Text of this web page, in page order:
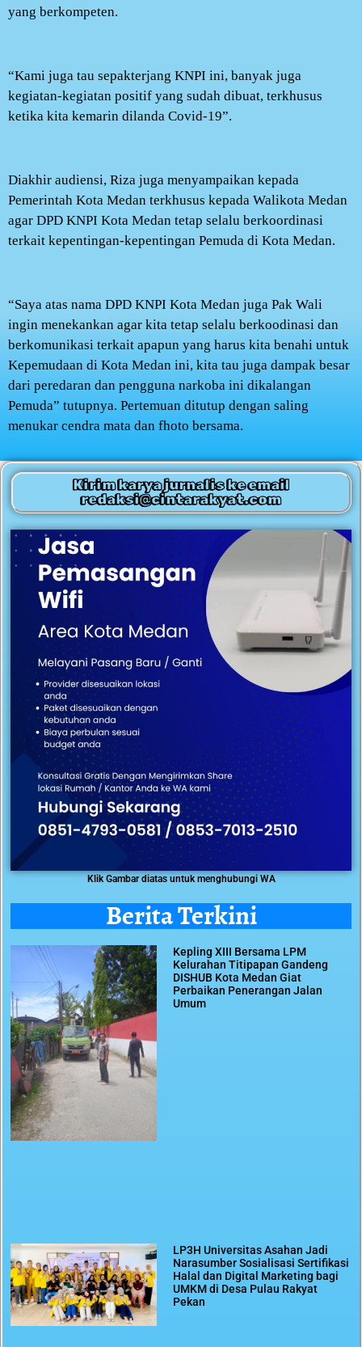
yang berkompeten.
“Kami juga tau sepakterjang KNPI ini, banyak juga
kegiatan-kegiatan positif yang sudah dibuat, terkhusus
ketika kita kemarin dilanda Covid-19”.
Diakhir audiensi, Riza juga menyampaikan kepada
Pemerintah Kota Medan terkhusus kepada Walikota Medan
agar DPD KNPI Kota Medan tetap selalu berkoordinasi
terkait kepentingan-kepentingan Pemuda di Kota Medan.
“Saya atas nama DPD KNPI Kota Medan juga Pak Wali
ingin menekankan agar kita tetap selalu berkoodinasi dan
berkomunikasi terkait apapun yang harus kita benahi untuk
Kepemudaan di Kota Medan ini, kita tau juga dampak besar
dari peredaran dan pengguna narkoba ini dikalangan
Pemuda” tutupnya. Pertemuan ditutup dengan saling
menukar cendra mata dan fhoto bersama.
Kirim karya jurnalis ke email
redaksi@cintarakyat.com
Klik Gambar diatas untuk menghubungi WA
Berita Terkini
Kepling XIII Bersama LPM
Kelurahan Titipapan Gandeng
DISHUB Kota Medan Giat
Perbaikan Penerangan Jalan
Umum
LP3H Universitas Asahan Jadi
Narasumber Sosialisasi Sertifikasi
Halal dan Digital Marketing bagi
UMKM di Desa Pulau Rakyat
Pekan